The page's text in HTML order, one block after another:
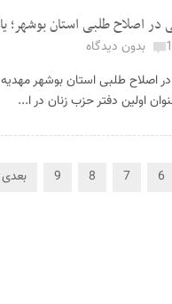
اصلاح طلبی استان بوشهر؛
بدون دیدگاه
اصلاح طلبی استان بوشهر
اولین دفتر حزب زنان در ا...
6
7
8
9